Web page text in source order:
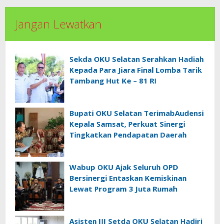
Jangan Lewatkan
Sekda OKU Selatan Serahkan Hadiah
Kepada Para Jiara Final Lomba Tarik
Tambang Hut Ke – 81 RI
Bupati OKU Selatan TerimabAudensi
Kepala Samsat, Perkuat Sinergi
Tingkatkan Pendapatan Daerah
Wabup OKU Ajak Seluruh OPD
Bersinergi Entaskan Kemiskinan
Lewat Program 3 Juta Rumah
Asisten III Setda OKU Selatan Hadiri